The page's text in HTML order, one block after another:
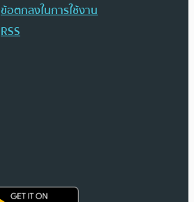
ข้อตกลงในการใช้งาน
RSS